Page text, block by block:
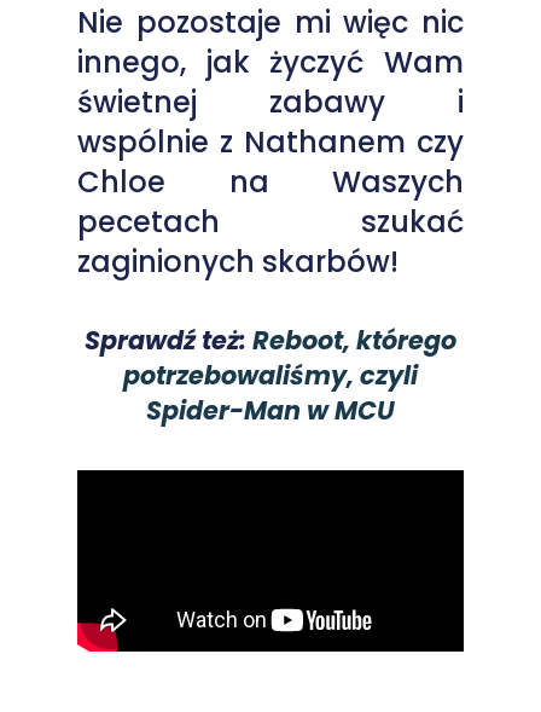
Nie pozostaje mi więc nic
innego, jak życzyć Wam
świetnej zabawy i
wspólnie z Nathanem czy
Chloe na Waszych
pecetach szukać
zaginionych skarbów!
Sprawdź też: Reboot, którego
potrzebowaliśmy, czyli
Spider-Man w MCU